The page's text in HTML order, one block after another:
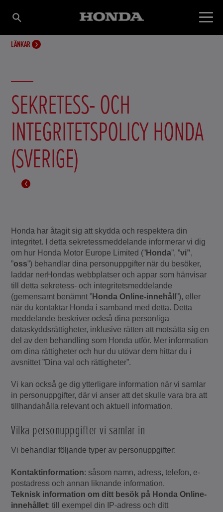
LÄNKAR
SEKRETESS- OCH
INTEGRITETSPOLICY HONDA
(SVERIGE)
Honda har åtagit sig att skydda och respektera din
integritet. I detta sekretessmeddelande informerar vi dig
om hur Honda Motor Europe Limited (”Honda”, ”vi”,
”oss”) behandlar dina personuppgifter när du besöker,
laddar nerHondas webbplatser och appar som hänvisar
till detta sekretess- och integritetsmeddelande
(gemensamt benämnt ”Honda Online-innehåll”), eller
när du kontaktar Honda i samband med detta. Detta
meddelande beskriver också dina personliga
dataskyddsrättigheter, inklusive rätten att motsätta sig en
del av den behandling som Honda utför. Mer information
om dina rättigheter och hur du utövar dem hittar du i
avsnittet ”Dina val och rättigheter”.
Vi kan också ge dig ytterligare information när vi samlar
in personuppgifter, där vi anser att det skulle vara bra att
tillhandahålla relevant och aktuell information.
Vilka personuppgifter vi samlar in
Vi behandlar följande typer av personuppgifter:
Kontaktinformation: såsom namn, adress, telefon, e-
postadress och annan liknande information.
Teknisk information om ditt besök på Honda Online-
innehållet: till exempel din IP-adress och ditt